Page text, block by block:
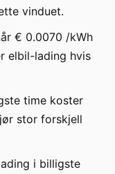
vinduet.
€ 0.0070 /kWh
elbil-lading hvis
time koster
stor forskjell
i billigste